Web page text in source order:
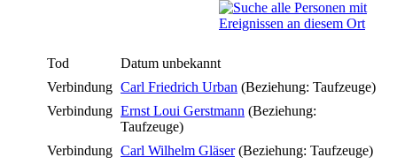
Tod
Datum unbekannt
Verbindung Carl Friedrich Urban (Beziehung: Taufzeuge)
Verbindung Ernst Loui Gerstmann (Beziehung:
Taufzeuge)
Verbindung Carl Wilhelm Gläser(Beziehung: Taufzeuge)